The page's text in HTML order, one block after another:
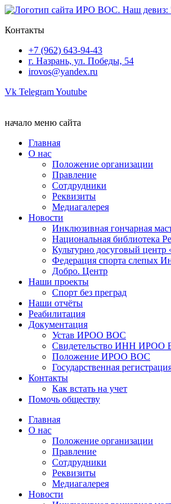
Перейти
содержимому
Контакты
+7 (962) 643-94-43
г. Назрань, ул. Победы, 54
irovos@yandex.ru
Vk TelegramYoutube
начало меню сайта
Главная
О нас
Положение организации
Правление
Сотдрудники
Реквизиты
Медиагалерея
Новости
Инклюзивная гончарная
Национальная библиотека
Культурно досуговый
Федерация спорта слепых
Добро. Центр
Наши проекты
Спорт без преград
Наши отчёты
Реабилитация
Документация
Устав ИРОО ВОС
Свидетельство ИНН ИРОО
Положение ИРОО ВОС
Государственная
Контакты
Как встать на учет
Помочь обществу
Главная
О нас
Положение организации
Правление
Сотдрудники
Реквизиты
Медиагалерея
Новости